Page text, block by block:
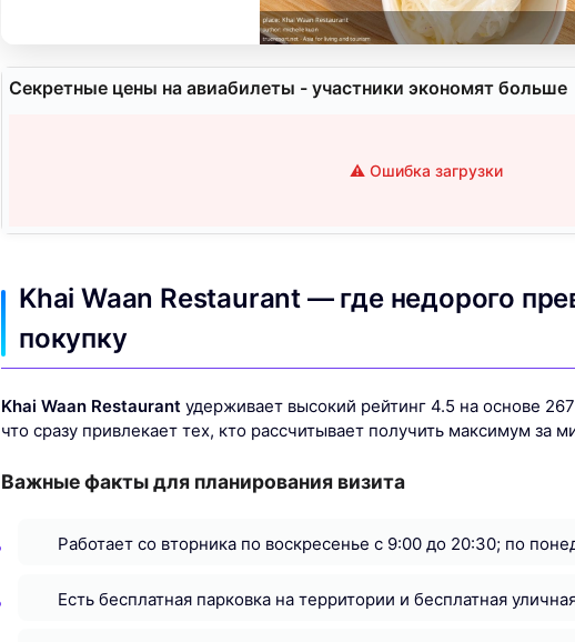
Секретные цены на авиабилеты - участники экономят больше
⚠️ Ошибка загрузки
Khai Waan Restaurant — где недорого
покупку
Khai Waan Restaurant удерживает высокий рейтинг 4.5 на основе
что сразу привлекает тех, кто рассчитывает получить максимум за
Важные факты для планирования визита
Работает со вторника по воскресенье с 9:00 до 20:30; по
Есть бесплатная парковка на территории и бесплатная